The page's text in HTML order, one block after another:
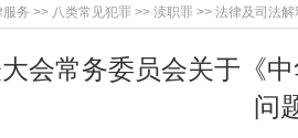
务 >> 八类常见犯罪 >> 渎职罪 >> 法律及司法解
会常务委员会关于《
问